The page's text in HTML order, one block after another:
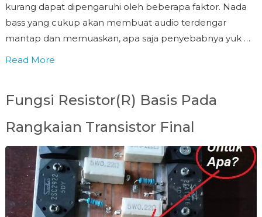
kurang dapat dipengaruhi oleh beberapa faktor. Nada
bass yang cukup akan membuat audio terdengar
mantap dan memuaskan, apa saja penyebabnya yuk …
Read More
Fungsi Resistor(R) Basis Pada
Rangkaian Transistor Final